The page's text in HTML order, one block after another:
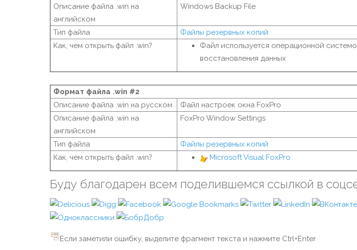
Описание файла .win на
английском
Windows Backup File
Тип файла
Файлы резервных копий
Как, чем открыть файл .win?
Файл используется операционной
восстановления данных
Формат файла .win #2
Описание файла .win на русском
Файл настроек окна FoxPro
Описание файла .win на
английском
FoxPro Window Settings
Тип файла
Файлы резервных копий
Как, чем открыть файл .win?
Microsoft Visual FoxPro
Буду благодарен всем поделившемся ссылкой в
Если заметили ошибку, выделите фрагмент текста и нажмите Ctrl+Enter